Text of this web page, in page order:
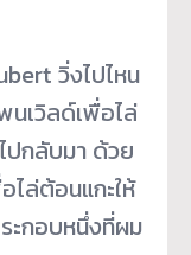
วิ่งไปไหน
นเวิลด์เพื่อไล่
ปกลับมา ด้วย
ไล่ต้อนแกะให้
ะกอบหนึ่งที่ผม